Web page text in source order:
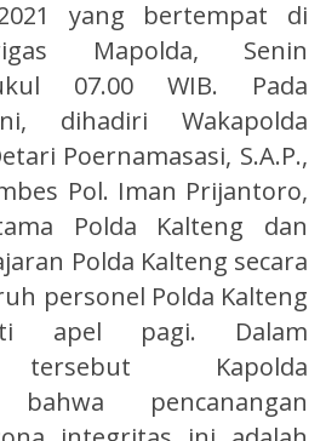
yang bertempat di
Mapolda, Senin
07.00 WIB. Pada
dihadiri Wakapolda
Poernamasasi, S.A.P.,
Pol. Iman Prijantoro,
Polda Kalteng dan
Polda Kalteng secara
personel Polda Kalteng
apel pagi. Dalam
tersebut Kapolda
bahwa pencanangan